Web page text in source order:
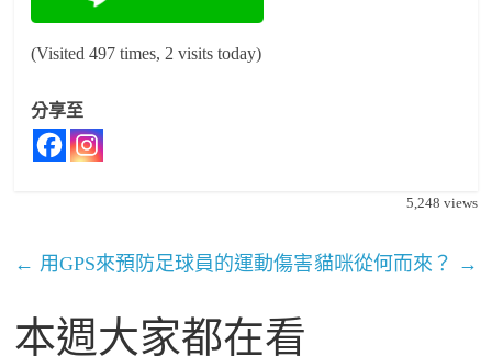
(Visited 497 times, 2 visits today)
分享至
5,248 views
← 用GPS來預防足球員的運動傷害貓咪從何而來？ →
本週大家都在看